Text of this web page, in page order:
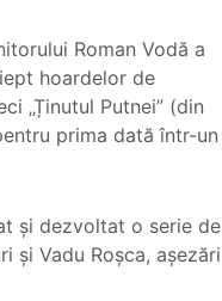
Roman Vodă a
hoardelor de
„Ținutul Putnei” (din
prima dată într-un
și dezvoltat o serie de
și Vadu Roșca, așezări